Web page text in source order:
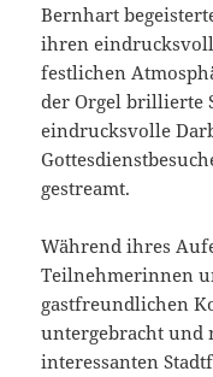
Bernhart
ihren
festlichen
der Orgel brillierte
eindrucksvolle
gestreamt.
Während ihres
Teilnehmerinnen
gastfreundlichen
untergebracht und
interessanten